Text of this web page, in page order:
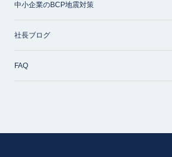
中小企業のBCP地震対策
社長ブログ
FAQ